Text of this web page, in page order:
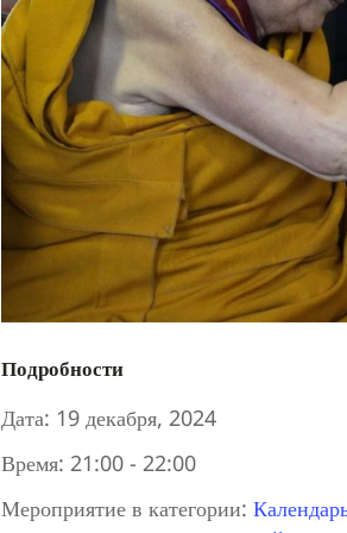
Подробности
Дата: 19 декабря, 2024
Время: 21:00 - 22:00
Мероприятие в категории: